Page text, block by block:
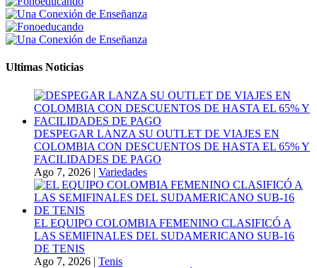
Ultimas Noticias
DESPEGAR LANZA SU OUTLET DE VIAJES EN
COLOMBIA CON DESCUENTOS DE HASTA EL 65% Y
FACILIDADES DE PAGO
Ago 7, 2026 | Variedades
EL EQUIPO COLOMBIA FEMENINO CLASIFICÓ A
LAS SEMIFINALES DEL SUDAMERICANO SUB-16
DE TENIS
Ago 7, 2026 | Tenis